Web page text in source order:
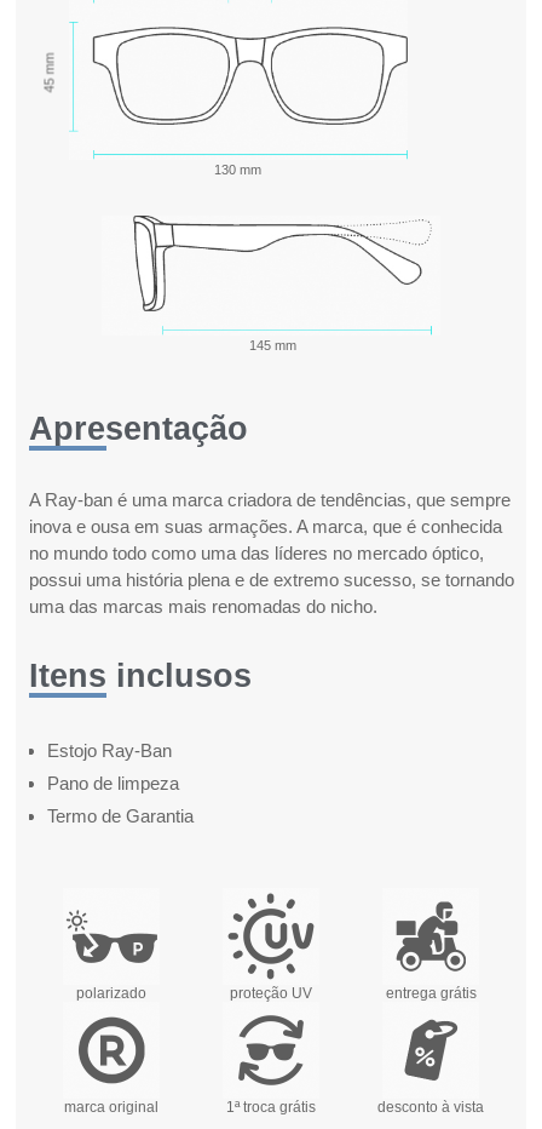
45 mm
130 mm
145 mm
Apresentação
A Ray-ban é uma marca criadora de tendências, que sempre
inova e ousa em suas armações. A marca, que é conhecida
no mundo todo como uma das líderes no mercado óptico,
possui uma história plena e de extremo sucesso, se tornando
uma das marcas mais renomadas do nicho.
Itens inclusos
Estojo Ray-Ban
Pano de limpeza
Termo de Garantia
polarizado proteção UV entrega grátis
marca original 1ª troca grátis desconto à vista